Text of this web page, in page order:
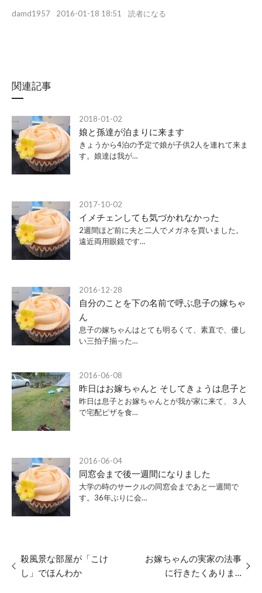
damd1957 2016-01-18 18:51 読者になる
関連記事
2018-01-02
娘と孫達が泊まりに来ます
きょうから4泊の予定で娘が子供2人を連れて来ま
す。娘達は我が…
2017-10-02
イメチェンしても気づかれなかった
2週間ほど前に夫と二人でメガネを買いました。
遠近両用眼鏡です…
2016-12-28
自分のことを下の名前で呼ぶ息子の嫁ちゃ
ん
息子の嫁ちゃんはとても明るくて、素直で、優し
い三拍子揃った…
2016-06-08
昨日はお嫁ちゃんと そしてきょうは息子と
昨日は息子とお嫁ちゃんとが我が家に来て、３人
で宅配ピザを食…
2016-06-04
同窓会まで後一週間になりました
大学の時のサークルの同窓会まであと一週間で
す。36年ぶりに会…
殺風景な部屋が「こけ
し」でほんわか
お嫁ちゃんの実家の法事
に行きたくありま…